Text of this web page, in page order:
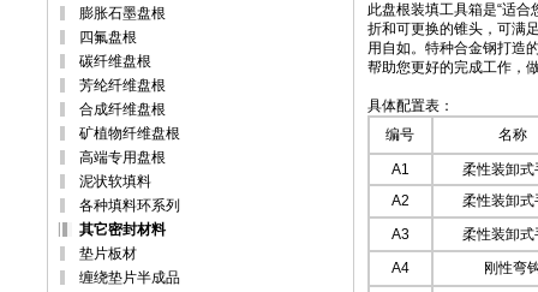
膨胀石墨盘根
四氟盘根
碳纤维盘根
芳纶纤维盘根
合成纤维盘根
矿植物纤维盘根
高端专用盘根
泥状软填料
各种填料环系列
其它密封材料
垫片板材
缠绕垫片半成品
此盘根装填工具箱是“适
折和可更换的锥头，可满
用自如。特种合金钢打造
帮助您更好的完成工作，
具体配置表：
编号
名称
A1
柔性装卸式
A2
柔性装卸式
A3
柔性装卸式
A4
刚性弯